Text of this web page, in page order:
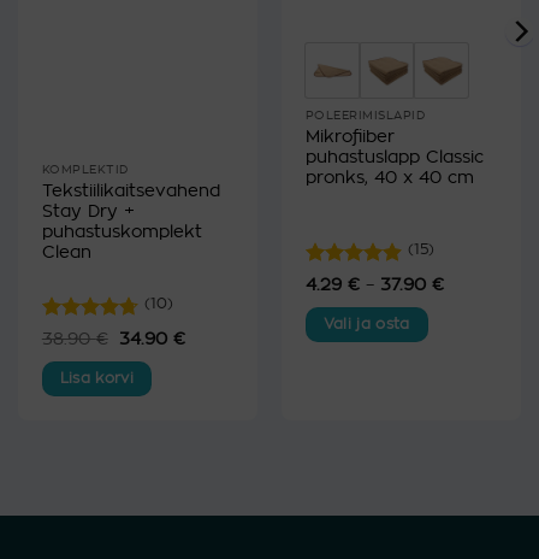
KOMPLEKTID
Tekstiilikaitsevahend
Stay Dry +
puhastuskomplekt
Clean
Hinnanguga
(10)
38.90€ Algne
oli:
38.90 €.
34.90 €Praegune
Lisa korvi
POLEERIMISLAPID
Mikrofiiber
puhastuslapp Classic
pronks, 40 x 40 cm
Hinnanguga
(15)
4.29 € – 37.90 €
Vali ja osta